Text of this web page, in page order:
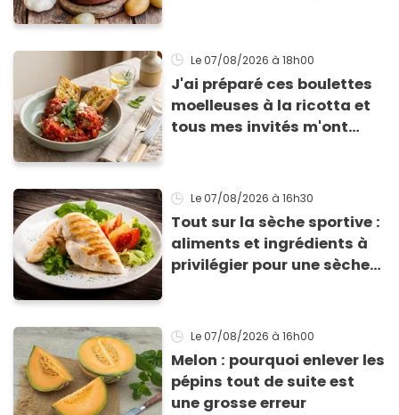
Le 07/08/2026 à 18h00
J'ai préparé ces boulettes
moelleuses à la ricotta et
tous mes invités m'ont
Le 07/08/2026 à 16h30
Tout sur la sèche sportive :
aliments et ingrédients à
privilégier pour une sèche
Le 07/08/2026 à 16h00
Melon : pourquoi enlever les
pépins tout de suite est
une grosse erreur